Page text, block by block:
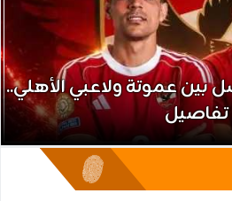
عموتة ولاعبي الأهلي..
تفاصيل